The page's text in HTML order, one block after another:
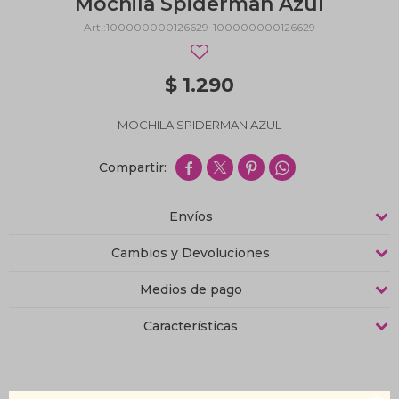
100000000126629-100000000126629
$ 1.290
MOCHILA SPIDERMAN AZUL
   
Envíos
Cambios y Devoluciones
Medios de pago
Características